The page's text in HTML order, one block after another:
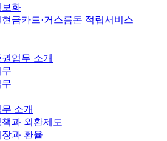
보화
현금카드·거스름돈 적립서비스
업무 소개
소개
과 외환제도
과 환율